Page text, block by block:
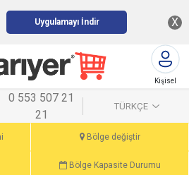
Uygulamayı İndir X
Kişisel
0 553 507 21
21
TÜRKÇE
Bölge değiştir
Bölge Kapasite Durumu